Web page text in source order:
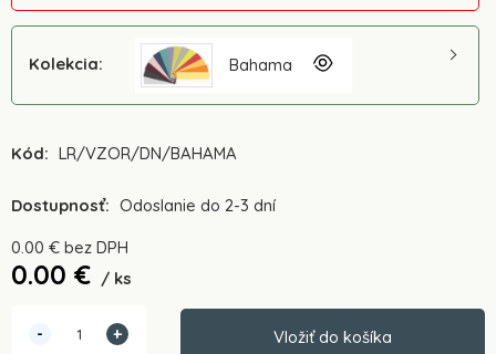
Kolekcia: Bahama
Kód: LR/VZOR/DN/BAHAMA
Dostupnosť: Odoslanie do 2-3 dní
0.00 € bez DPH
0.00 € ks